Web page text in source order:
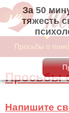
За 50
своего
Просьбы о
Просьбы
Напишите